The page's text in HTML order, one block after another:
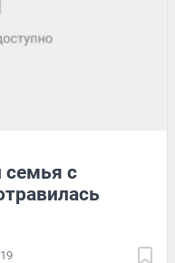
семья с
19